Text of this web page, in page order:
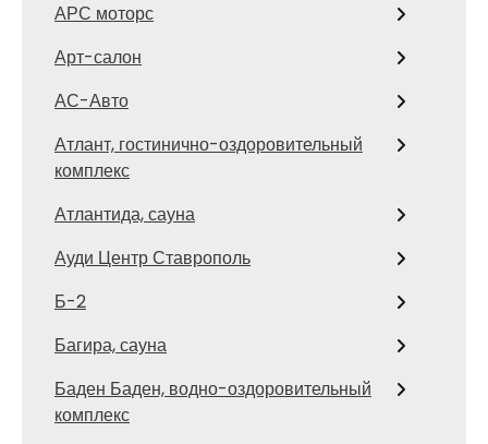
АРС моторс
Арт-салон
АС-Авто
Атлант, гостинично-оздоровительный
комплекс
Атлантида, сауна
Ауди Центр Ставрополь
Б-2
Багира, сауна
Баден Баден, водно-оздоровительный
комплекс